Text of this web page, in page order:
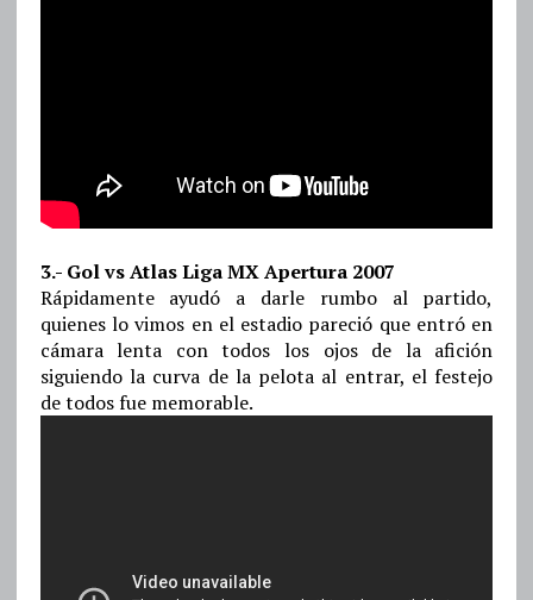
3.- Gol vs Atlas Liga MX Apertura 2007
Rápidamente ayudó a darle rumbo al partido,
quienes lo vimos en el estadio pareció que entró en
cámara lenta con todos los ojos de la afición
siguiendo la curva de la pelota al entrar, el festejo
de todos fue memorable.